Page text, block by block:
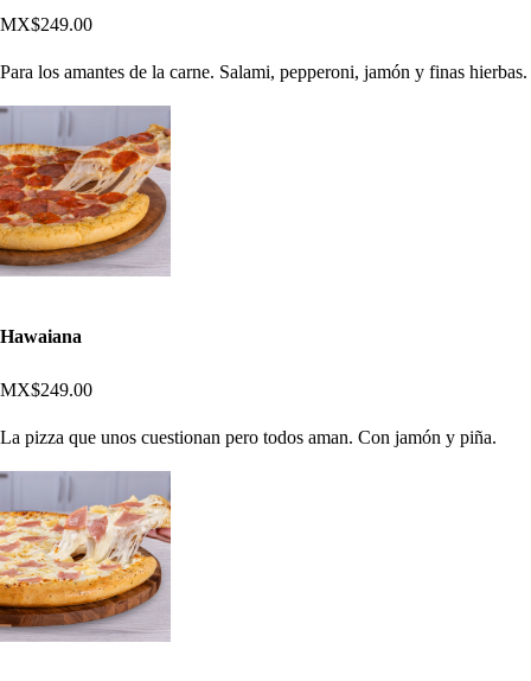
MX$249.00
Para los amantes de la carne. Salami, pepperoni, jamón y finas hierbas.
Hawaiana
MX$249.00
La pizza que unos cuestionan pero todos aman. Con jamón y piña.